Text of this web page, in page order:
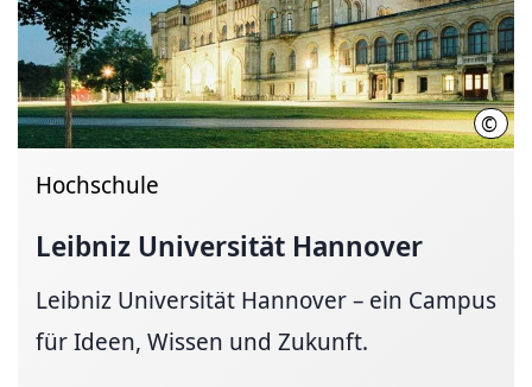
©
Hochschule
Leibniz Universität Hannover
Leibniz Universität Hannover – ein Campus
für Ideen, Wissen und Zukunft.